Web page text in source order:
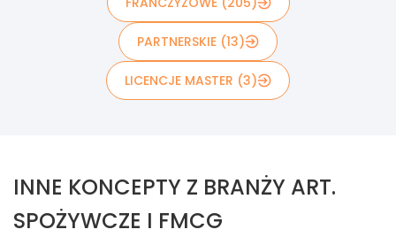
PARTNERSKIE (13)
LICENCJE MASTER (3)
INNE KONCEPTY Z BRANŻY ART.
SPOŻYWCZE I FMCG